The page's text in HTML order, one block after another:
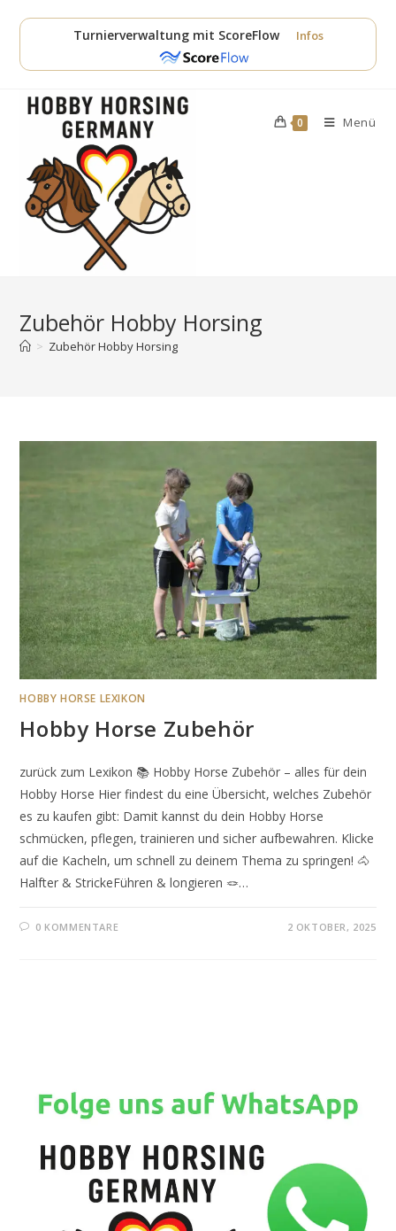
Inhalt
Turnierverwaltung mit ScoreFlow Infos
0 Menü
Zubehör Hobby Horsing
> Zubehör Hobby Horsing
HOBBY HORSE LEXIKON
Hobby Horse Zubehör
zurück zum Lexikon 📚 Hobby Horse Zubehör – alles für dein
Hobby Horse Hier findest du eine Übersicht, welches Zubehör
es zu kaufen gibt: Damit kannst du dein Hobby Horse
schmücken, pflegen, trainieren und sicher aufbewahren. Klicke
auf die Kacheln, um schnell zu deinem Thema zu springen! 🐴
Halfter & StrickeFühren & longieren 🪢…
0 KOMMENTARE 2 OKTOBER, 2025